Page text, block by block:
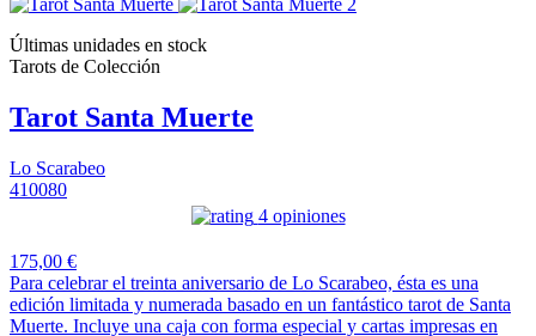
Últimas unidades en stock
Tarots de Colección
Tarot Santa Muerte
Lo Scarabeo
410080
4 opiniones
175,00 €
Para celebrar el treinta aniversario de Lo Scarabeo, ésta es una
edición limitada y numerada basado en un fantástico tarot de Santa
Muerte. Incluye una caja con forma especial y cartas impresas en